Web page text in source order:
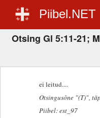
Piibel.NET
Otsing Gl 5:11-21;
ei leitud....
Otsingusõne "(T)" ,
Piibel: est_97